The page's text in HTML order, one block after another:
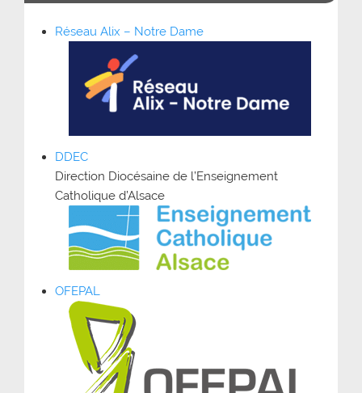
Réseau Alix – Notre Dame
DDEC
Direction Diocésaine de l’Enseignement
Catholique d’Alsace
OFEPAL